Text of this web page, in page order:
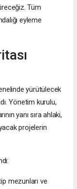
Tüm
eyleme
yürütülecek
Yönetim kurulu,
yanı sıra ahlaki,
projelerin
mezunları ve